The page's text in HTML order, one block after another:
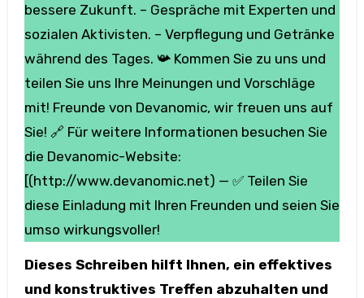
bessere Zukunft. – Gespräche mit Experten und
sozialen Aktivisten. – Verpflegung und Getränke
während des Tages. 📯 Kommen Sie zu uns und
teilen Sie uns Ihre Meinungen und Vorschläge
mit! Freunde von Devanomic, wir freuen uns auf
Sie! 🔗 Für weitere Informationen besuchen Sie
die Devanomic-Website:
[(http://www.devanomic.net) — ✅ Teilen Sie
diese Einladung mit Ihren Freunden und seien Sie
umso wirkungsvoller!
Dieses Schreiben hilft Ihnen, ein effektives
und konstruktives Treffen abzuhalten und